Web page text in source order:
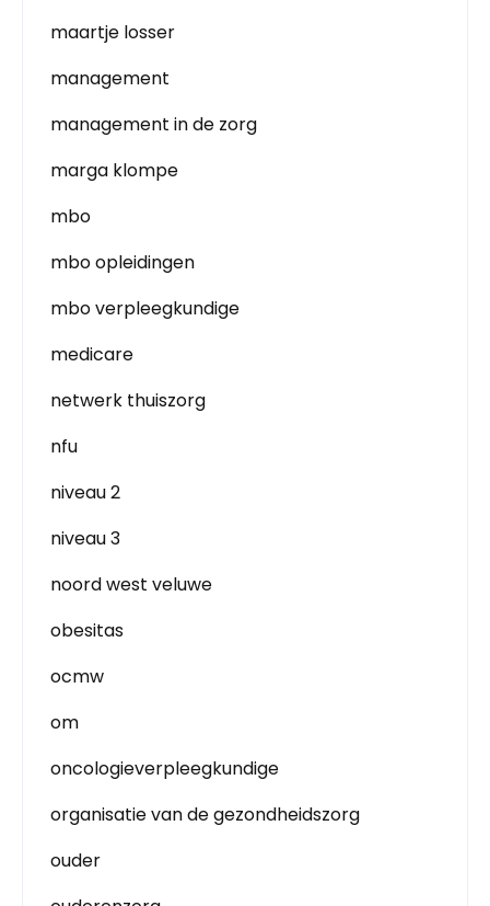
maartje losser
management
management in de zorg
marga klompe
mbo
mbo opleidingen
mbo verpleegkundige
medicare
netwerk thuiszorg
nfu
niveau 2
niveau 3
noord west veluwe
obesitas
ocmw
om
oncologieverpleegkundige
organisatie van de gezondheidszorg
ouder